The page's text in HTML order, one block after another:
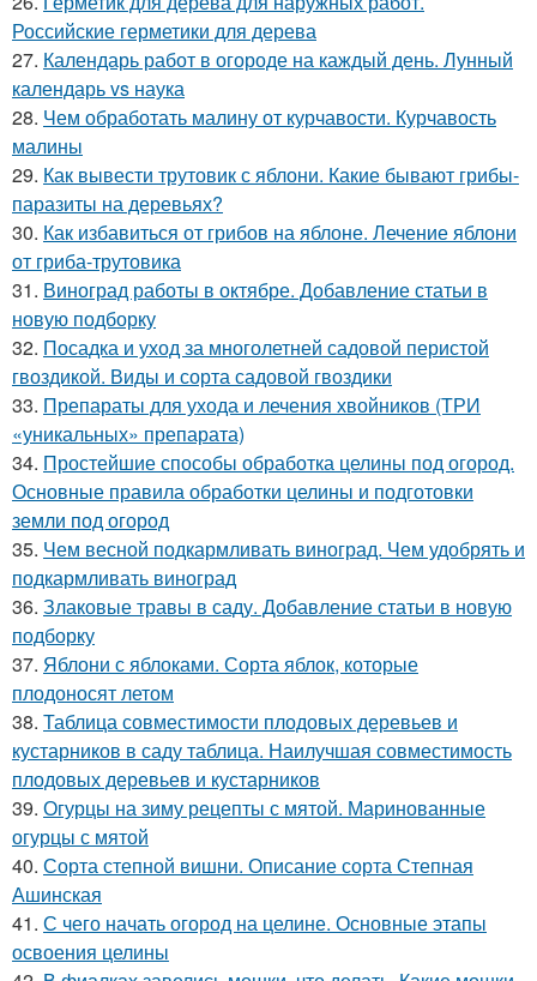
Российские герметики для дерева
27. Календарь работ в огороде на каждый день. Лунный
календарь vs наука
28. Чем обработать малину от курчавости. Курчавость
малины
29. Как вывести трутовик с яблони. Какие бывают грибы-
паразиты на деревьях?
30. Как избавиться от грибов на яблоне. Лечение яблони
от гриба-трутовика
31. Виноград работы в октябре. Добавление статьи в
новую подборку
32. Посадка и уход за многолетней садовой перистой
гвоздикой. Виды и сорта садовой гвоздики
33. Препараты для ухода и лечения хвойников (ТРИ
«уникальных» препарата)
34. Простейшие способы обработка целины под огород.
Основные правила обработки целины и подготовки
земли под огород
35. Чем весной подкармливать виноград. Чем удобрять и
подкармливать виноград
36. Злаковые травы в саду. Добавление статьи в новую
подборку
37. Яблони с яблоками. Сорта яблок, которые
плодоносят летом
38. Таблица совместимости плодовых деревьев и
кустарников в саду таблица. Наилучшая совместимость
плодовых деревьев и кустарников
39. Огурцы на зиму рецепты с мятой. Маринованные
огурцы с мятой
40. Сорта степной вишни. Описание сорта Степная
Ашинская
41. С чего начать огород на целине. Основные этапы
освоения целины